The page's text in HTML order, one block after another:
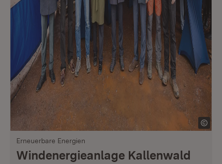
Erneuerbare Energien
Windenergieanlage Kallenwald